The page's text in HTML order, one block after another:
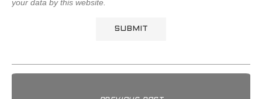
your data by this website.